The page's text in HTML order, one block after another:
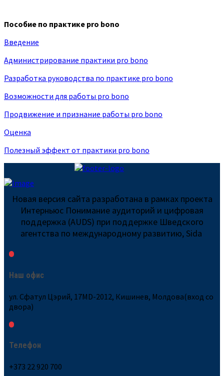
Пособие по практике pro bono
Введение
Администрирование практики pro bono
Разработка руководства по практике pro bono
Возможности для работы pro bono
Продвижение и признание работы pro bono
Оценка
Полезный эффект от практики pro bono
Новая версия сайта разработана в рамках проекта
Интерньюс Понимание аудиторий и цифровая
поддержка (AUDS) при поддержке Шведского
агентства по международному развитию, Sida
Наш офис
ул. Сфатул Цэрий, 17MD-2012, Кишинев, Молдова(вход со
двора)
Телефон
+373 22 920 700